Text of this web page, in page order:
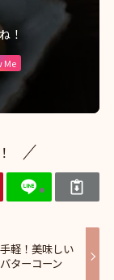
！
Me
軽！美味しい
ターコーン